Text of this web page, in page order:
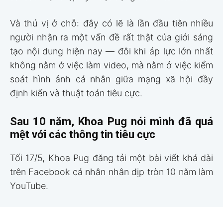
Và thú vị ở chỗ: đây có lẽ là lần đầu tiên nhiều
người nhận ra một vấn đề rất thật của giới sáng
tạo nội dung hiện nay — đôi khi áp lực lớn nhất
không nằm ở việc làm video, mà nằm ở việc kiểm
soát hình ảnh cá nhân giữa mạng xã hội đầy
định kiến và thuật toán tiêu cực.
Sau 10 năm, Khoa Pug nói mình đã quá
mệt với các thông tin tiêu cực
Tối 17/5, Khoa Pug đăng tải một bài viết khá dài
trên Facebook cá nhân nhân dịp tròn 10 năm làm
YouTube.